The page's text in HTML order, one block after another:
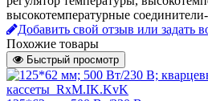
высокотемпературные
Добавить свой отзыв или задать
Похожие товары
Быстрый просмотр